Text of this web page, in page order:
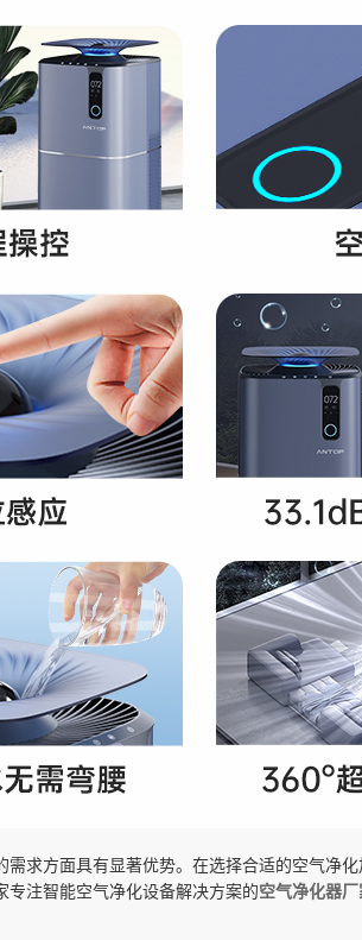
求方面具有显著优势。在选择合适的空气净
专注智能空气净化设备解决方案的空气净化器厂